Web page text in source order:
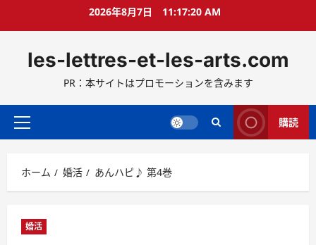
ス
ッ
2026年8月7日 11:17:21 AM
les-lettres-et-les-arts.com
PR：本サイトはプロモーションを含みます
メ
メ
ニ
ー
購読
ホーム 婚活 あんハピ♪ 第4巻
婚活